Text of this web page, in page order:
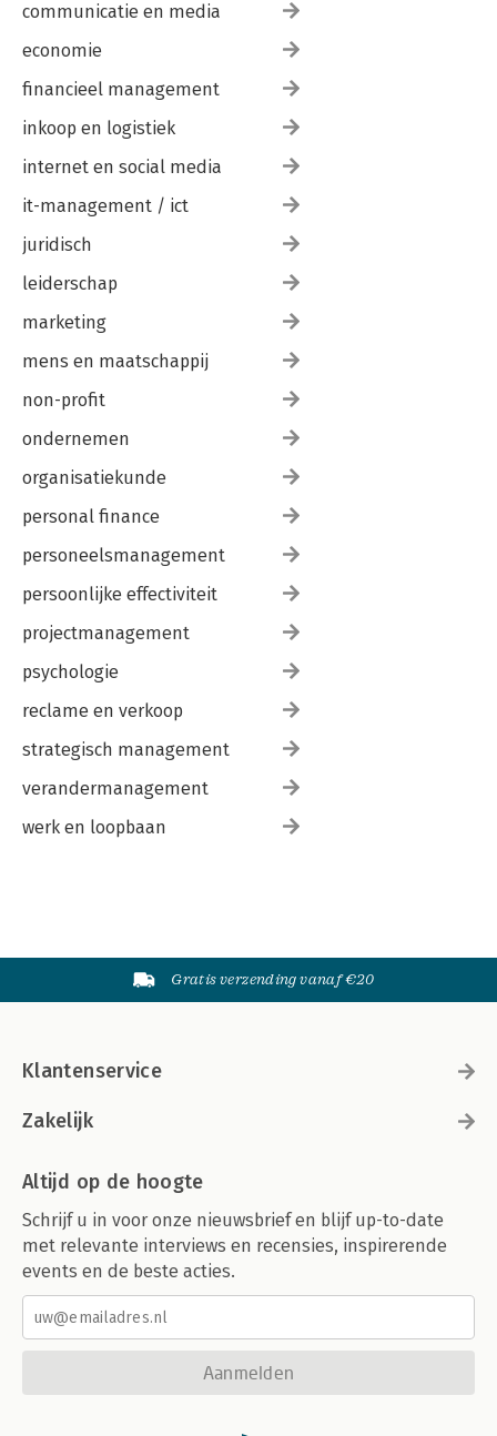
communicatie en media
economie
financieel management
inkoop en logistiek
internet en social media
it-management / ict
juridisch
leiderschap
marketing
mens en maatschappij
non-profit
ondernemen
organisatiekunde
personal finance
personeelsmanagement
persoonlijke effectiviteit
projectmanagement
psychologie
reclame en verkoop
strategisch management
verandermanagement
werk en loopbaan
Gratis verzending vanaf €20
Klantenservice
Zakelijk
Altijd op de hoogte
Schrijf u in voor onze nieuwsbrief en blijf up-to-date
met relevante interviews en recensies, inspirerende
events en de beste acties.
Aanmelden